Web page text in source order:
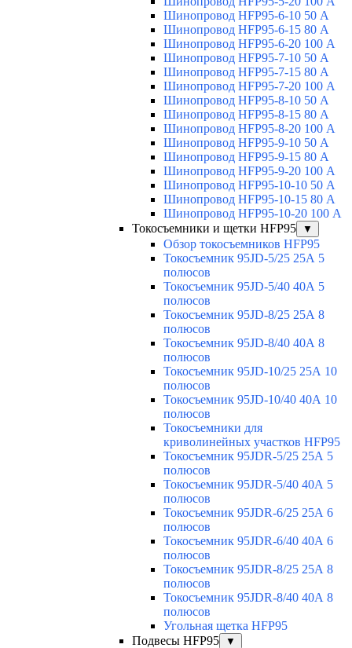
Шинопровод HFP95-6-10 50 А
Шинопровод HFP95-6-15 80 А
Шинопровод HFP95-6-20 100 А
Шинопровод HFP95-7-10 50 А
Шинопровод HFP95-7-15 80 А
Шинопровод HFP95-7-20 100 А
Шинопровод HFP95-8-10 50 А
Шинопровод HFP95-8-15 80 А
Шинопровод HFP95-8-20 100 А
Шинопровод HFP95-9-10 50 А
Шинопровод HFP95-9-15 80 А
Шинопровод HFP95-9-20 100 А
Шинопровод HFP95-10-10 50 А
Шинопровод HFP95-10-15 80 А
Шинопровод HFP95-10-20 100 А
Токосъемники и щетки HFP95
▼
Обзор токосъемников HFP95
Токосъемник 95JD-5/25 25А 5
полюсов
Токосъемник 95JD-5/40 40А 5
полюсов
Токосъемник 95JD-8/25 25А 8
полюсов
Токосъемник 95JD-8/40 40А 8
полюсов
Токосъемник 95JD-10/25 25А 10
полюсов
Токосъемник 95JD-10/40 40А 10
полюсов
Токосъемники для
криволинейных участков HFP95
Токосъемник 95JDR-5/25 25А 5
полюсов
Токосъемник 95JDR-5/40 40А 5
полюсов
Токосъемник 95JDR-6/25 25А 6
полюсов
Токосъемник 95JDR-6/40 40А 6
полюсов
Токосъемник 95JDR-8/25 25А 8
полюсов
Токосъемник 95JDR-8/40 40А 8
полюсов
Угольная щетка HFP95
Подвесы HFP95
▼